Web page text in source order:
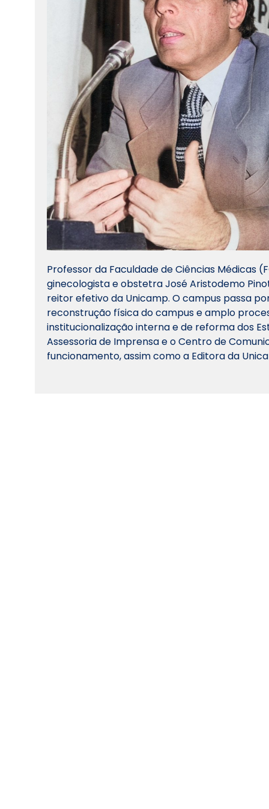
Professor da Faculdade de Ciências Médicas
ginecologista e obstetra José Aristodemo
reitor efetivo da Unicamp. O campus passa
reconstrução física do campus e amplo
institucionalização interna e de reforma dos
Assessoria de Imprensa e o Centro de
funcionamento, assim como a Editora da